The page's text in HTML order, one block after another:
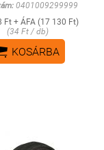
0401009299999
Ft + ÁFA (17 130 Ft)
(34 Ft / db)
KOSÁRBA